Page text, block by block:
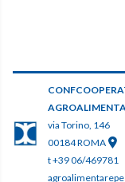
via Torino, 146
00184 ROMA
t +39 06/469781